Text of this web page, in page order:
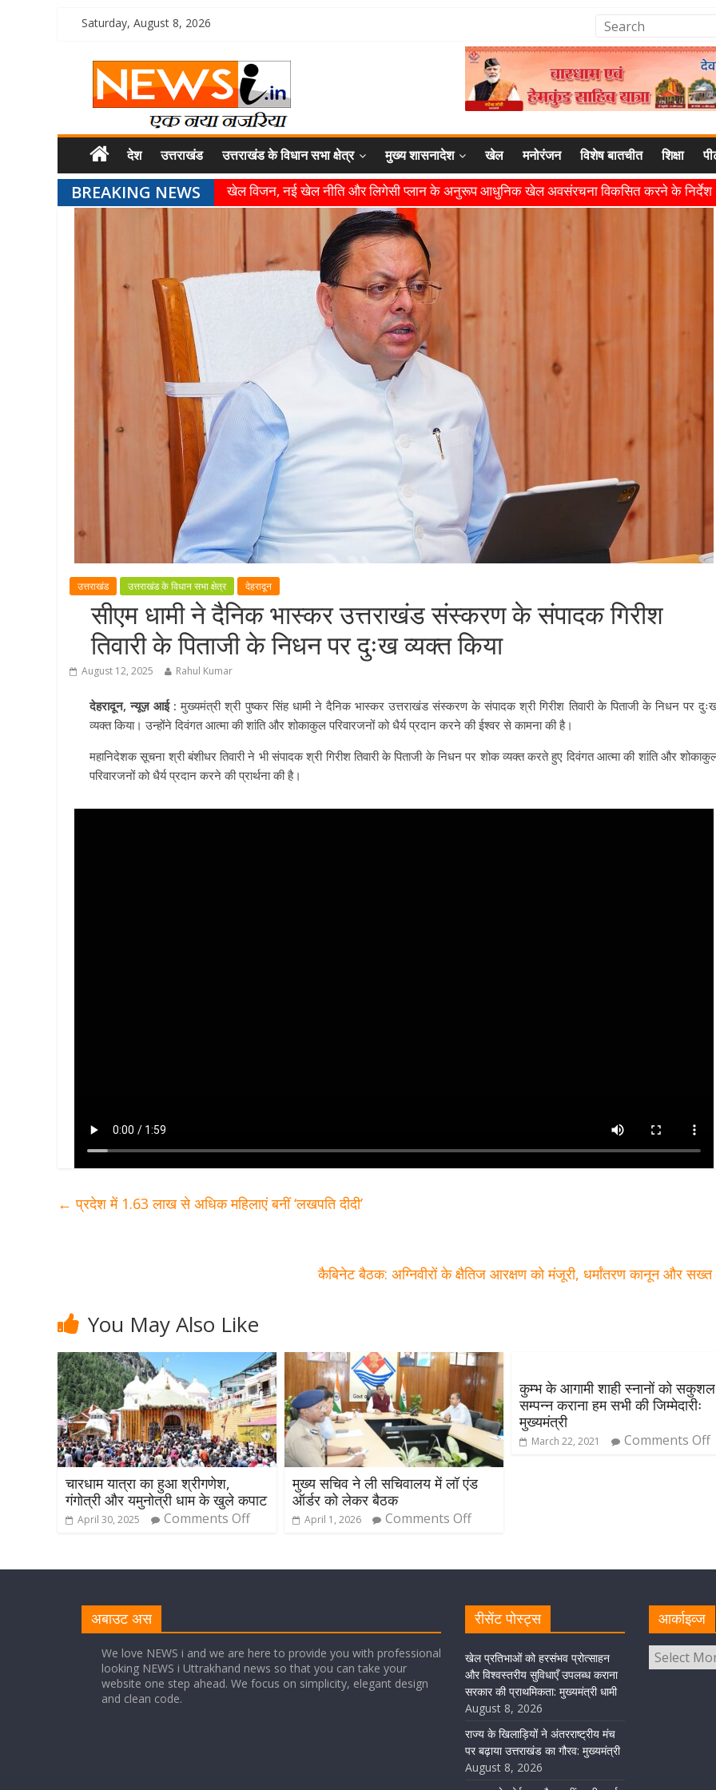
Saturday, August 8, 2026
देश उत्तराखंड उत्तराखंड के विधान सभा क्षेत्र मुख्य शासनादेश खेल मनोरंजन विशेष बातचीत शिक्षा
BREAKING NEWS
खेल विजन, नई खेल नीति और लिगेसी प्लान के अनुरूप आधुनिक खेल अवसंरचना विकसित करने के निर्देश
उत्तराखंड को खेल उत्कृष्टता का केंद्र बनाने की दिशा में तेजी से आगे बढ़ रही उत्तराखंड स्पोर्ट्स यूनिवर्सिटी
खेल प्रतिभाओं को हरसंभव प्रोत्साहन और विश्वस्तरीय सुविधाएँ उपलब्ध कराना सरकार की प्राथमिकता:
राज्य के खिलाड़ियों ने अंतरराष्ट्रीय मंच पर बढ़ाया उत्तराखंड का गौरव: मुख्यमंत्री
गुणवत्ता से कोई समझौता नहीं, सभी कार्य तय समय में पूर्ण हों: मुख्यमंत्री
उत्तराखंड उत्तराखंड के विधान सभा क्षेत्र देहरादून
सीएम धामी ने दैनिक भास्कर उत्तराखंड संस्करण के संपादक गिरीश
तिवारी के पिताजी के निधन पर दुःख व्यक्त किया
August 12, 2025 Rahul Kumar
देहरादून, न्यूज़ आई : मुख्यमंत्री श्री पुष्कर सिंह धामी ने दैनिक भास्कर उत्तराखंड संस्करण के संपादक श्री गिरीश तिवारी के पिताजी के निधन पर
व्यक्त किया। उन्होंने दिवंगत आत्मा की शांति और शोकाकुल परिवारजनों को धैर्य प्रदान करने की ईश्वर से कामना की है।
महानिदेशक सूचना श्री बंशीधर तिवारी ने भी संपादक श्री गिरीश तिवारी के पिताजी के निधन पर शोक व्यक्त करते हुए दिवंगत आत्मा की शांति और
परिवारजनों को धैर्य प्रदान करने की प्रार्थना की है।
← प्रदेश में 1.63 लाख से अधिक महिलाएं बनीं ‘लखपति दीदी’
कैबिनेट बैठक: अग्निवीरों के क्षैतिज आरक्षण को मंजूरी, धर्मांतरण कानून और सख्त
You May Also Like
चारधाम यात्रा का हुआ श्रीगणेश,
गंगोत्री और यमुनोत्री धाम के खुले कपाट
April 30, 2025 Comments Off
मुख्य सचिव ने ली सचिवालय में लॉ एंड
ऑर्डर को लेकर बैठक
April 1, 2026 Comments Off
कुम्भ के आगामी शाही स्नानों को सकुशल
सम्पन्न कराना हम सभी की जिम्मेदारीः
मुख्यमंत्री
March 22, 2021 Comments Off
अबाउट अस
We love NEWS i and we are here to provide you with professional
looking NEWS i Uttrakhand news so that you can take your
website one step ahead. We focus on simplicity, elegant design
and clean code.
रीसेंट पोस्ट्स
खेल प्रतिभाओं को हरसंभव प्रोत्साहन
और विश्वस्तरीय सुविधाएँ उपलब्ध कराना
सरकार की प्राथमिकता: मुख्यमंत्री धामी
August 8, 2026
राज्य के खिलाड़ियों ने अंतरराष्ट्रीय मंच
पर बढ़ाया उत्तराखंड का गौरव: मुख्यमंत्री
August 8, 2026
आर्काइव्ज